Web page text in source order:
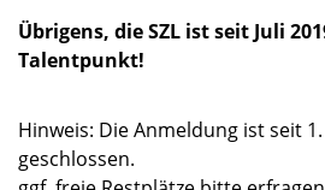
Übrigens, die SZL ist seit Juli
Talentpunkt!
Hinweis: Die Anmeldung ist seit
geschlossen.